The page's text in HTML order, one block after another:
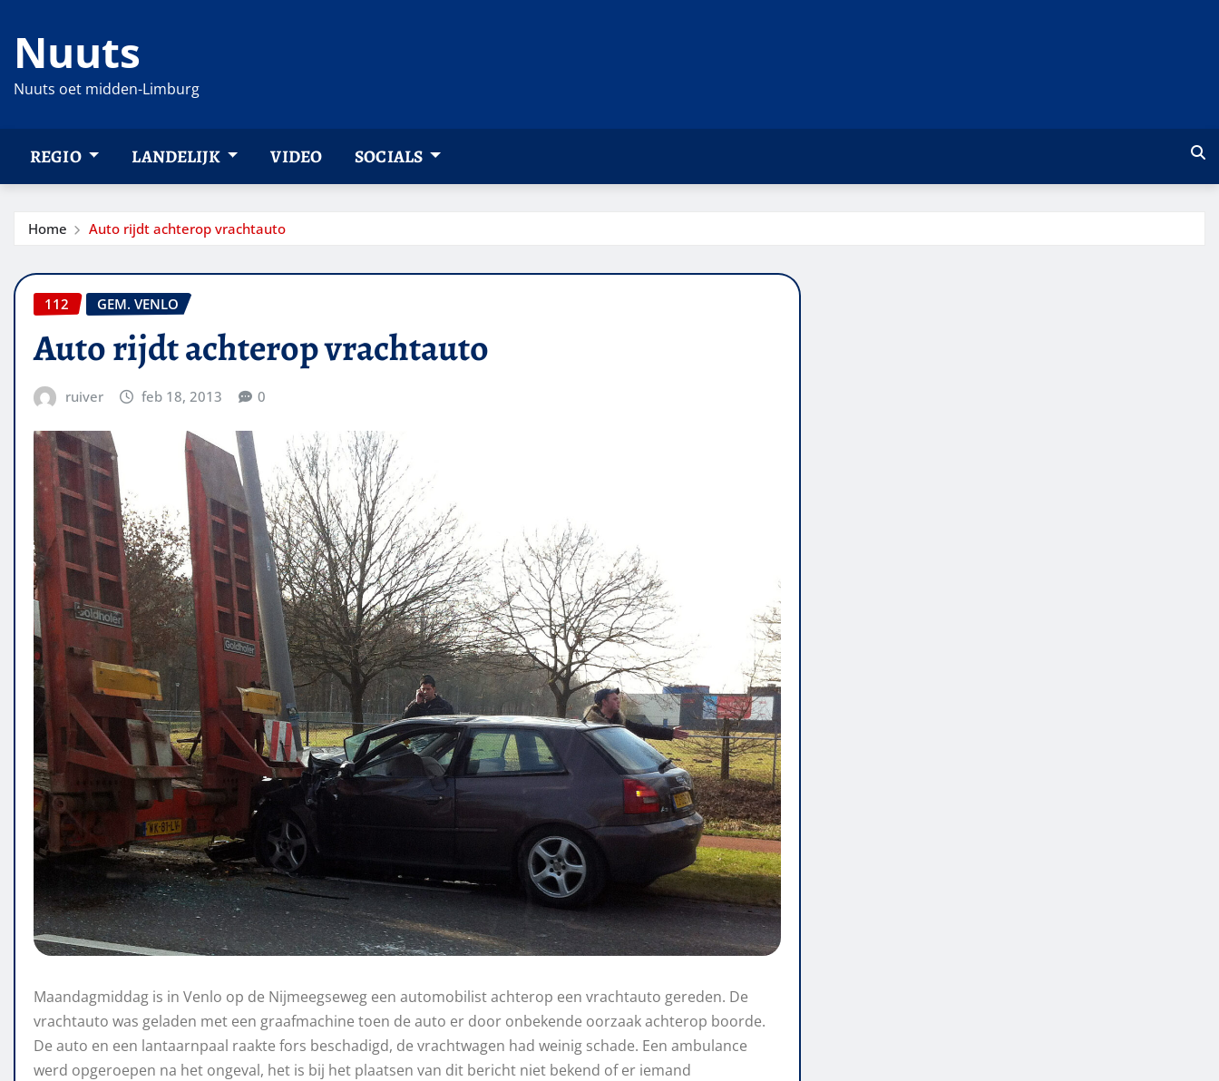
naar
inhoud
Nuuts
Nuuts oet midden-Limburg
REGIO LANDELIJK VIDEO SOCIALS
Home Auto rijdt achterop vrachtauto
112 GEM. VENLO
Auto rijdt achterop vrachtauto
ruiver feb 18, 2013 0
Maandagmiddag is in Venlo op de Nijmeegseweg een automobilist achterop een vrachtauto gereden. De
vrachtauto was geladen met een graafmachine toen de auto er door onbekende oorzaak achterop boorde.
De auto en een lantaarnpaal raakte fors beschadigd, de vrachtwagen had weinig schade. Een ambulance
werd opgeroepen na het ongeval, het is bij het plaatsen van dit bericht niet bekend of er iemand